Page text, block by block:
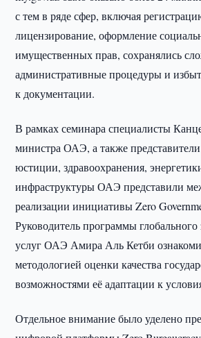
с тем в ряде сфер, включая
лицензирование, оформление
имущественных прав, сохранялись
административные процедуры и
к документации.
В рамках семинара специалисты
министра ОАЭ, а также
юстиции, здравоохранения,
инфраструктуры ОАЭ представили
реализации инициативы Zero
Руководитель программы глобального
услуг ОАЭ Амира Аль Кетби
методологией оценки качества
возможностями её адаптации к
Отдельное внимание было уделено